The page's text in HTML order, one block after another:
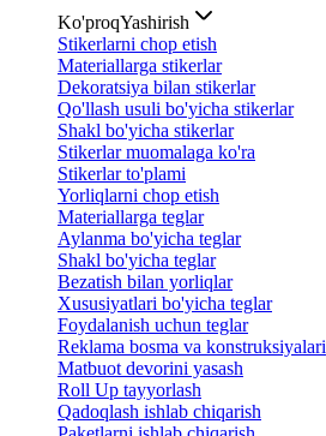
Ko'proqYashirish
Stikerlarni chop etish
Materiallarga stikerlar
Dekoratsiya bilan stikerlar
Qo'llash usuli bo'yicha stikerlar
Shakl bo'yicha stikerlar
Stikerlar muomalaga ko'ra
Stikerlar to'plami
Yorliqlarni chop etish
Materiallarga teglar
Aylanma bo'yicha teglar
Shakl bo'yicha teglar
Bezatish bilan yorliqlar
Xususiyatlari bo'yicha teglar
Foydalanish uchun teglar
Reklama bosma va konstruksiyalari
Matbuot devorini yasash
Roll Up tayyorlash
Qadoqlash ishlab chiqarish